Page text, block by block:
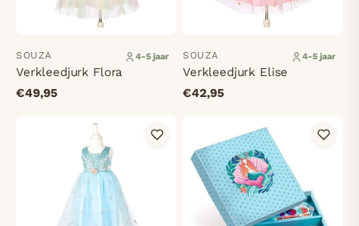
SOUZA 4-5 jaar
Verkleedjurk Flora
€49,95
SOUZA 4-5 jaar
Verkleedjurk Elise
€42,95